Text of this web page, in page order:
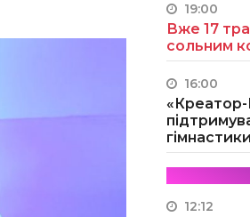
19:00
Вже 17
сольним
16:00
гімнастики
12:12